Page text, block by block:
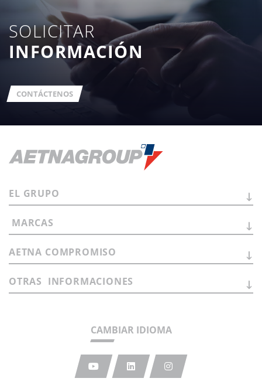
SOLICITAR
INFORMACIÓN
CONTÁCTENOS
CAMBIAR IDIOMA
EL GRUPO
MARCAS
AETNA COMPROMISO
OTRAS INFORMACIONES